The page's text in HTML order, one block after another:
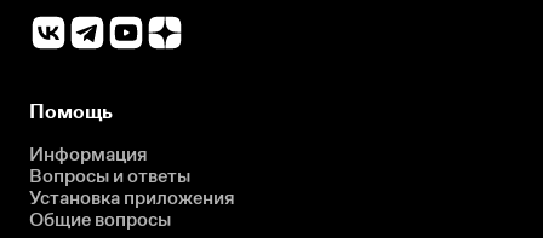
Помощь
Информация
Вопросы и ответы
Установка приложения
Общие вопросы